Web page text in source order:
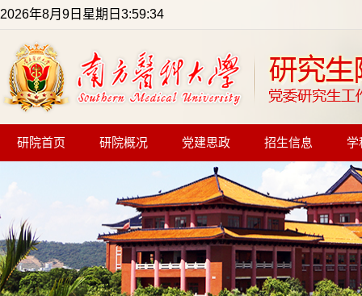
2026年8月9日星期日3:59:34
研院首页 研院概况 党建思政 招生信息 学